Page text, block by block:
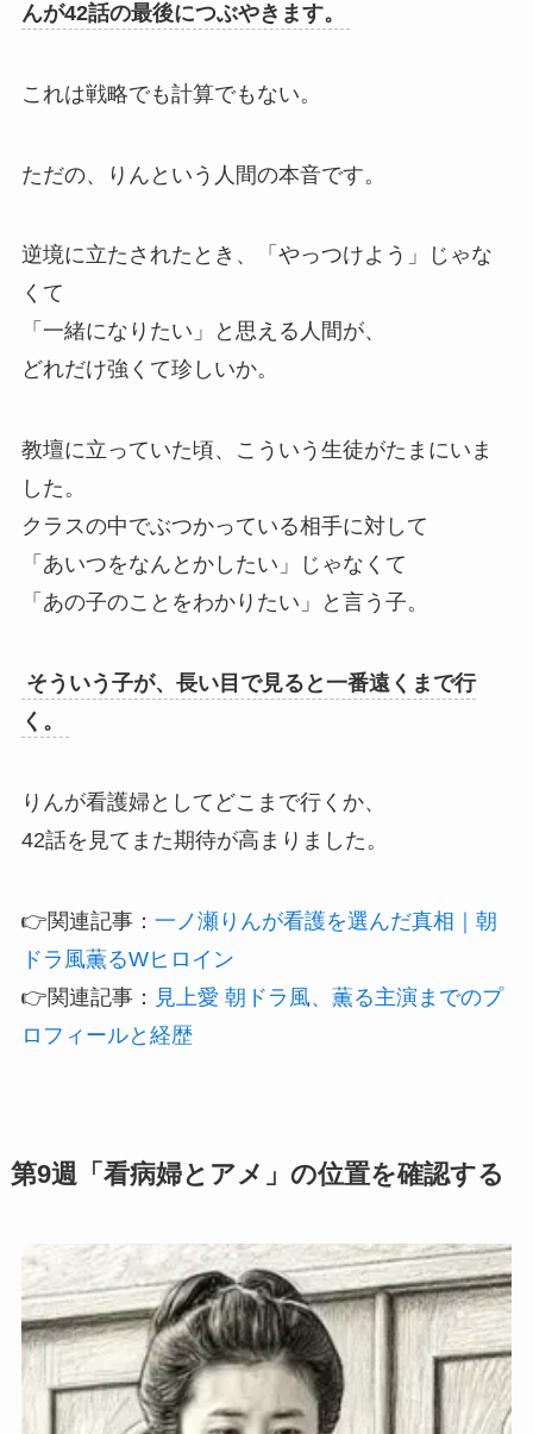
んが42話の最後につぶやきます。
これは戦略でも計算でもない。
ただの、りんという人間の本音です。
逆境に立たされたとき、「やっつけよう」じゃな
くて
「一緒になりたい」と思える人間が、
どれだけ強くて珍しいか。
教壇に立っていた頃、こういう生徒がたまにいま
した。
クラスの中でぶつかっている相手に対して
「あいつをなんとかしたい」じゃなくて
「あの子のことをわかりたい」と言う子。
そういう子が、長い目で見ると一番遠くまで行
く。
りんが看護婦としてどこまで行くか、
42話を見てまた期待が高まりました。
👉関連記事： 一ノ瀬りんが看護を選んだ真相｜朝
ドラ風薫るWヒロイン
👉関連記事： 見上愛 朝ドラ風、薫る主演までのプ
ロフィールと経歴
第9週「看病婦とアメ」の位置を確認する